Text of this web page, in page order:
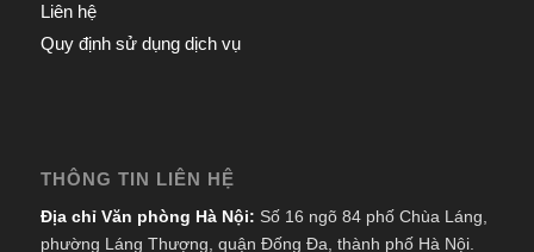
Liên hệ
Quy định sử dụng dịch vụ
THÔNG TIN LIÊN HỆ
Địa chỉ Văn phòng Hà Nội: Số 16 ngõ 84 phố Chùa Láng,
phường Láng Thượng, quận Đống Đa, thành phố Hà Nội.